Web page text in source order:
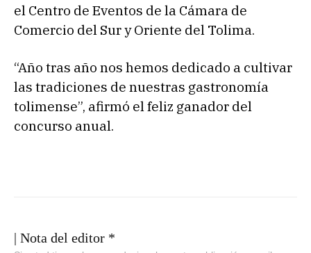
el Centro de Eventos de la Cámara de
Comercio del Sur y Oriente del Tolima.
“Año tras año nos hemos dedicado a cultivar
las tradiciones de nuestras gastronomía
tolimense”, afirmó el feliz ganador del
concurso anual.
| Nota del editor *